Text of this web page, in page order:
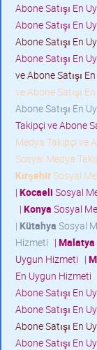
Abone Satışı En
Abone Satışı En
Abone Satışı En
Abone Satışı En
ve Abone Satışı
ve Abone Satışı
Abone Satışı En
Takipçi ve Abone
Medya Takipçi ve
Sosyal Medya
KırşehirSosyal
| Kocaeli Sosyal
| Konya Sosyal
| Kütahya Sosyal
Hizmeti | Malatya
Uygun Hizmeti |
En Uygun Hizmeti
Abone Satışı En
Abone Satışı En
Abone Satışı En
Abone Satışı En